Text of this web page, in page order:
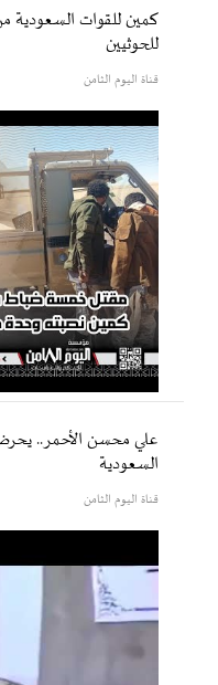
كمين للقوات السعودية
للحوثيين
قناة اليوم الثامن
علي محسن الأحمر..
السعودية
قناة اليوم الثامن